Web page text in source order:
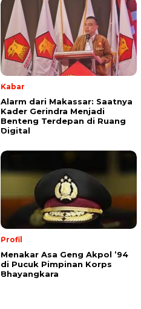
Kabar
Alarm dari Makassar: Saatnya
Kader Gerindra Menjadi
Benteng Terdepan di Ruang
Digital
Profil
Menakar Asa Geng Akpol ’94
di Pucuk Pimpinan Korps
Bhayangkara